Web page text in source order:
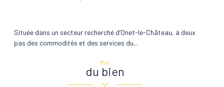
Située dans un secteur recherché d’Onet-le-Château, à deux
pas des commodités et des services du...
Prix
du bien